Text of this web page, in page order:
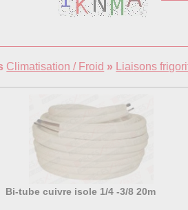
Climatisation / Froid » Liaisons
Bi-tube cuivre isole 1/4 -3/8 20m